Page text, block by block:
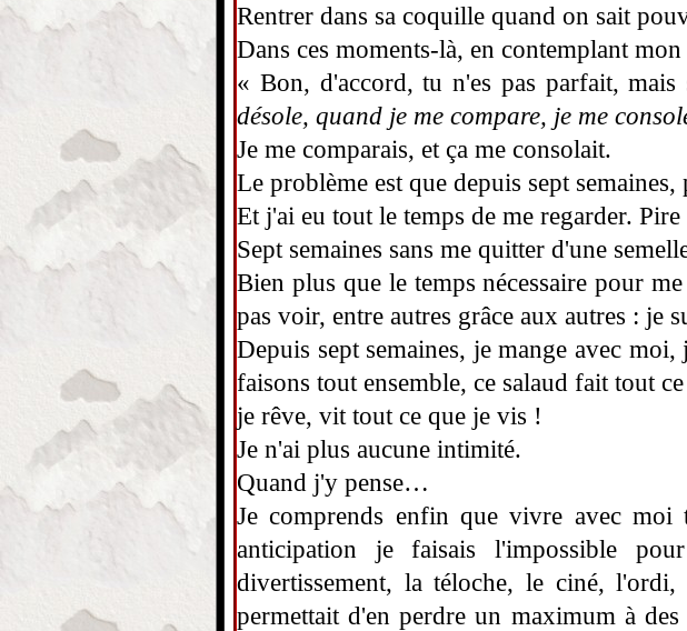
Rentrer dans sa coquille quand on sait
Dans ces moments-là, en contemplant
« Bon, d'accord, tu n'es pas parfait, mais
désole, quand je me compare, je me
Je me comparais, et ça me consolait.
Le problème est que depuis sept
Et j'ai eu tout le temps de me regarder.
Sept semaines sans me quitter d'une
Bien plus que le temps nécessaire pour
pas voir, entre autres grâce aux autres : je
Depuis sept semaines, je mange avec
faisons tout ensemble, ce salaud fait tout
je rêve, vit tout ce que je vis !
Je n'ai plus aucune intimité.
Quand j'y pense…
Je comprends enfin que vivre avec moi
anticipation je faisais l'impossible
divertissement, la téloche, le ciné,
permettait d'en perdre un maximum à